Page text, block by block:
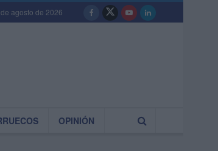
agosto de 2026
OPINIÓN